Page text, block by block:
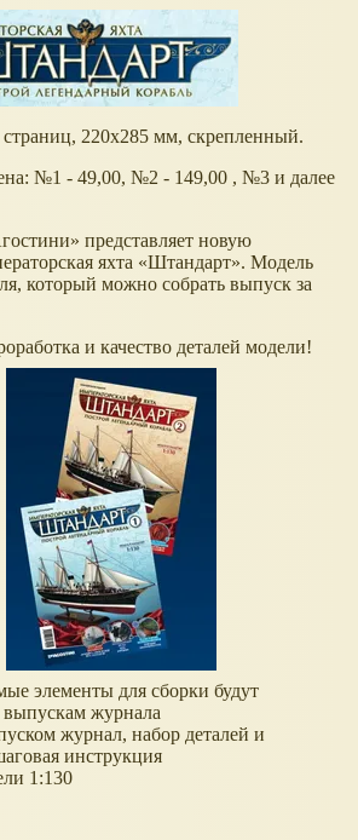
220х285 мм, скрепленный.
№1 - 49,00, №2 - 149,00 , №3 и далее
представляет новую
яхта «Штандарт». Модель
который можно собрать выпуск за
и качество деталей модели!
элементы для сборки будут
выпускам журнала
журнал, набор деталей и
инструкция
1:130